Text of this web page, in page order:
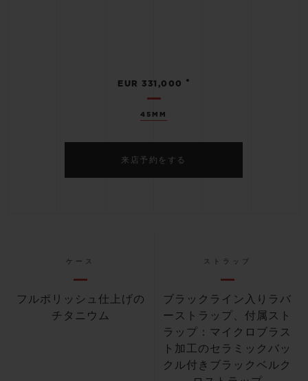
45MM
EUR 331,000 •
来店予約をする
ケース
フルポリッシュ仕上げの
チタニウム
ストラップ
ブラックライン入りラバ
ーストラップ、付属スト
ラップ：マイクロブラス
ト加工のセラミックバッ
クル付きブラックベルク